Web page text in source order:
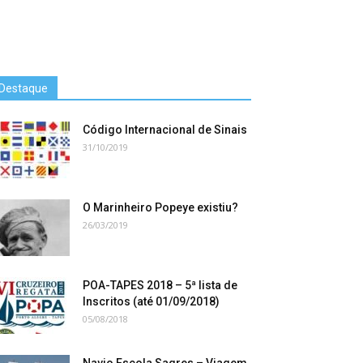
Destaque
Código Internacional de Sinais
31/10/2019
O Marinheiro Popeye existiu?
26/03/2019
POA-TAPES 2018 – 5ª lista de
Inscritos (até 01/09/2018)
05/08/2018